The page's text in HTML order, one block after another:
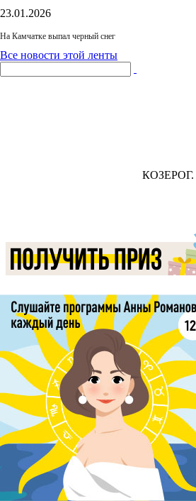
23.01.2026
На Камчатке выпал черный снег
Все новости этой ленты
КОЗЕРОГ.